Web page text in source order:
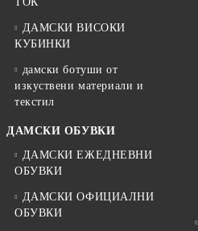
ДАМСКИ ВИСОКИ
КУБИНКИ
дамски ботуши от
изкуствени материали и
текстил
ДАМСКИ ОБУВКИ
ДАМСКИ ЕЖЕДНЕВНИ
ОБУВКИ
ДАМСКИ ОФИЦИАЛНИ
ОБУВКИ